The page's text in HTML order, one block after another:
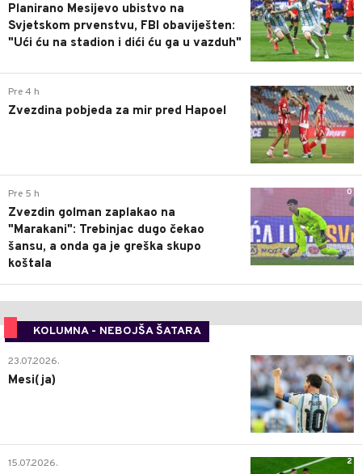
Planirano Mesijevo ubistvo na
Svjetskom prvenstvu, FBI obaviješten:
"Ući ću na stadion i dići ću ga u vazduh"
0
Pre 4 h
Zvezdina pobjeda za mir pred Hapoel
0
Pre 5 h
Zvezdin golman zaplakao na
"Marakani": Trebinjac dugo čekao
šansu, a onda ga je greška skupo
koštala
KOLUMNA - NEBOJŠA ŠATARA
0
23.07.2026.
Mesi(ja)
2
15.07.2026.